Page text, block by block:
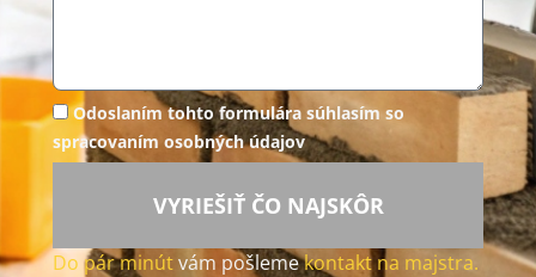
Odoslaním tohto formulára súhlasím so
spracovaním osobných údajov
VYRIEŠIŤ ČO NAJSKÔR
Do pár minútvám pošlemekontakt na majstra.